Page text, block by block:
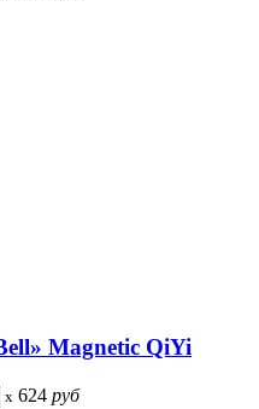
Magnetic QiYi
x 624 руб